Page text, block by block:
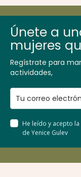
Únete a
mujeres
Regístrate para
actividades,
He leído y acepto la
de Yenice Gulev